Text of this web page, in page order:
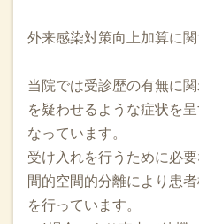
外来感染対策向上加算に
当院では受診歴の有無に
を疑わせるような症状を
なっています。
受け入れを行うために必
間的空間的分離により患
を行っています。